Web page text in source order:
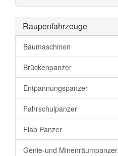
Raupenfahrzeuge
Baumaschinen
Brückenpanzer
Entpannungspanzer
Fahrschulpanzer
Flab Panzer
Genie-und Minenräumpanzer